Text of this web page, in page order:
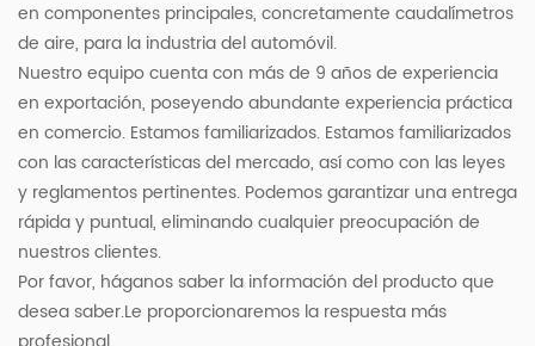
en componentes principales, concretamente caudalímetros
de aire, para la industria del automóvil.
Nuestro equipo cuenta con más de 9 años de experiencia
en exportación, poseyendo abundante experiencia práctica
en comercio. Estamos familiarizados. Estamos familiarizados
con las características del mercado, así como con las leyes
y reglamentos pertinentes. Podemos garantizar una entrega
rápida y puntual, eliminando cualquier preocupación de
nuestros clientes.
Por favor, háganos saber la información del producto que
desea saber.Le proporcionaremos la respuesta más